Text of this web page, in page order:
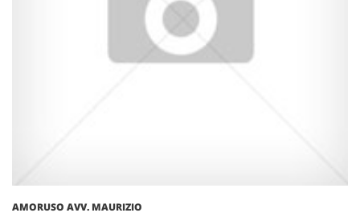
AMORUSO AVV. MAURIZIO